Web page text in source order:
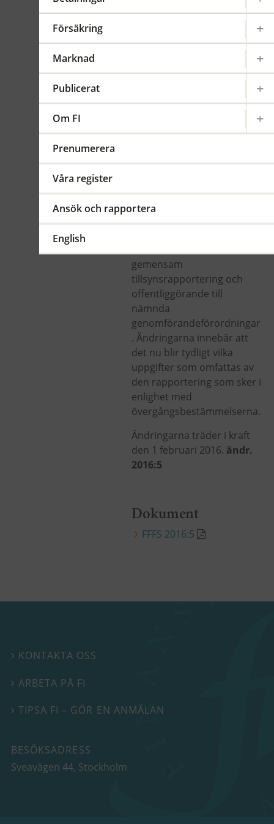
Försäkring
Marknad
Publicerat
Om FI
Prenumerera
Våra register
Ansök och rapportera
English
2015:21
med anledning av att
genomförandeförordning
2015/2452 har publicerats i
officiella tidning den 31
december 2015.
gemensam
tillsynsrapportering och
offentliggörande till
nämnda
genomförandeförordningar
. Ändringarna innebär att
det nu blir tydligt vilka
uppgifter som omfattas av
den rapportering som sker i
enlighet med
övergångsbestämmelserna.
Ändringarna träder i kraft
den 1 februari 2016. ändr.
2016:5
Dokument
FFFS 2016:5
 KONTAKTA OSS
 ARBETA PÅ FI
TIPSA FI – GÖR EN ANMÄLAN
BESÖKSADRESS
Sveavägen 44, Stockholm